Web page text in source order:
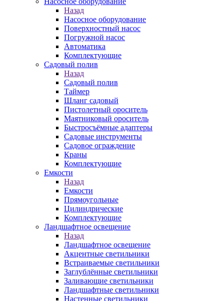
Назад
Насосное оборудование
Поверхностный насос
Погружной насос
Автоматика
Комплектующие
Садовый полив
Назад
Садовый полив
Таймер
Шланг садовый
Пистолетный ороситель
Маятниковый ороситель
Быстросъёмные адаптеры
Садовые инструменты
Садовое ограждение
Краны
Комплектующие
Емкости
Назад
Емкости
Прямоугольные
Цилиндрические
Комплектующие
Ландшафтное освещение
Назад
Ландшафтное освещение
Акцентные светильники
Встраиваемые светильники
Заглублённые светильники
Заливающие светильники
Ландшафтные светильники
Настенные светильники